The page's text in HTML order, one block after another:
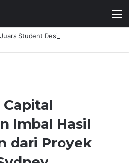
Capital
Imbal Hasil
dari Proyek